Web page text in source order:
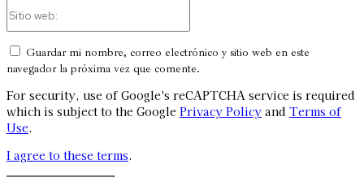
Guardar mi nombre, correo electrónico y sitio web en este
navegador la próxima vez que comente.
For security, use of Google's reCAPTCHA service is required
which is subject to the Google Privacy Policy and Terms of
Use.
I agree to these terms.